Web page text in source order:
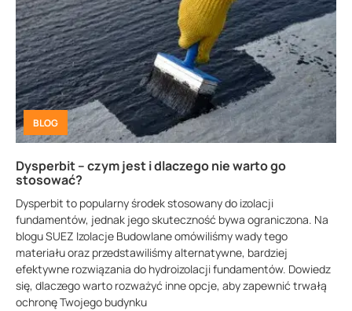
BLOG
Dysperbit – czym jest i dlaczego nie warto go
stosować?
Dysperbit to popularny środek stosowany do izolacji
fundamentów, jednak jego skuteczność bywa ograniczona. Na
blogu SUEZ Izolacje Budowlane omówiliśmy wady tego
materiału oraz przedstawiliśmy alternatywne, bardziej
efektywne rozwiązania do hydroizolacji fundamentów. Dowiedz
się, dlaczego warto rozważyć inne opcje, aby zapewnić trwałą
ochronę Twojego budynku